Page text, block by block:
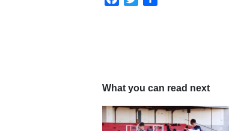
What you can read next